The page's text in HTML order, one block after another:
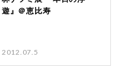
2012.07.5